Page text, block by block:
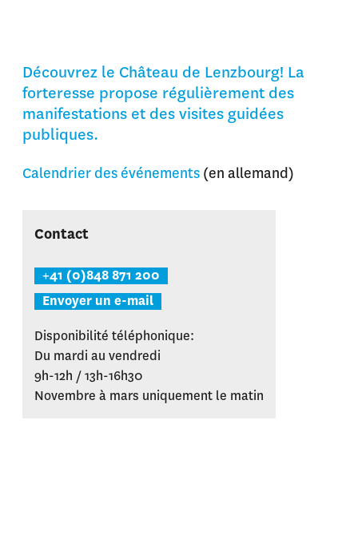
Découvrez le Château de Lenzbourg! La
forteresse propose régulièrement des
manifestations et des visites guidées
publiques.
Calendrier des événements (en allemand)
Contact
+41 (0)848 871 200
Envoyer un e-mail
Disponibilité téléphonique:
Du mardi au vendredi
9h-12h / 13h-16h30
Novembre à mars uniquement le matin